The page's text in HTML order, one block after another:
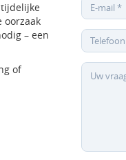
oorzaak
– een
of